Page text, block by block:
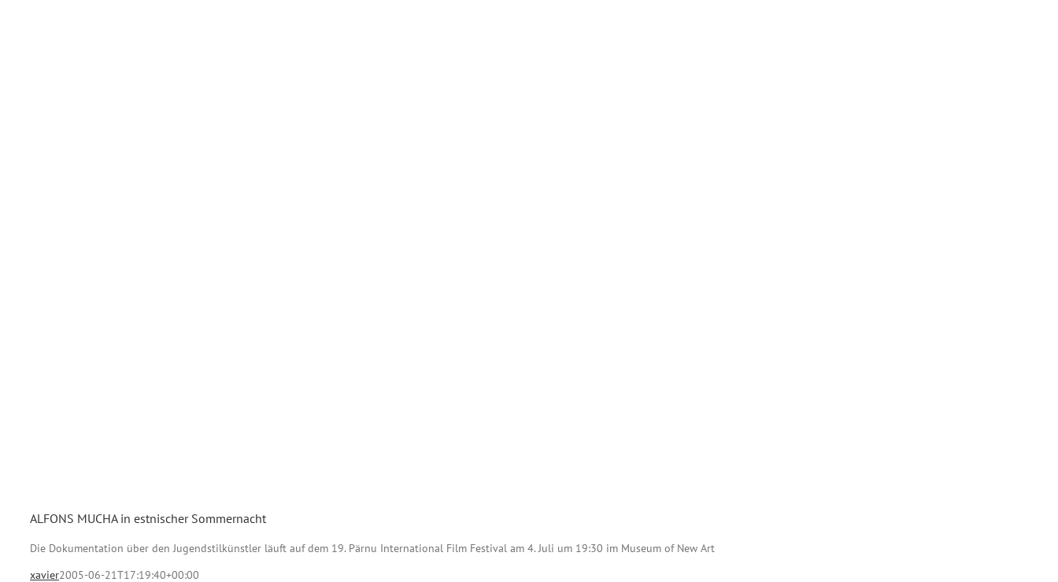
ALFONS MUCHA in estnischer Sommernacht
Die Dokumentation über den Jugendstilkünstler läuft auf dem 19. Pärnu International Film Festival am 4. Juli um 19:30 im Museum of New Art
xavier2005-06-21T17:19:40+00:00